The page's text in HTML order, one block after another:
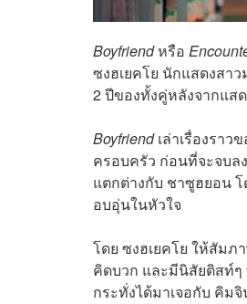
Boyfriendหรือ
ซงฮเยคโย นักแสดงสา
2 ปีของทั้งคู่หลังจากแสด
Boyfriendเล่าเรื่องราว
ครอบครัว ก่อนที่จะจบล
แตกต่างกับ ชาซูฮยอน
อบอุ่นในหัวใจ
โดย ซงฮเยคโย ให้สัมภ
คิดบวก และมีนิสัยติสท์ๆ
กระทั่งได้มาเจอกับ คิม